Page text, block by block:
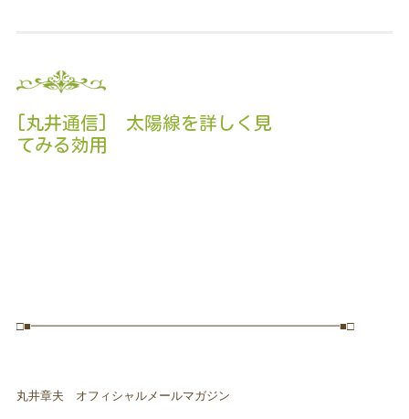
[丸井通信] 太陽線を詳しく見
てみる効用
□■━━━━━━━━━━━━━━━━━━━━━━━━━━■□
丸井章夫 オフィシャルメールマガジン